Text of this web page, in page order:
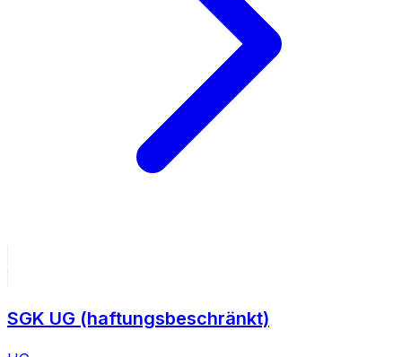
SGK UG (haftungsbeschränkt)